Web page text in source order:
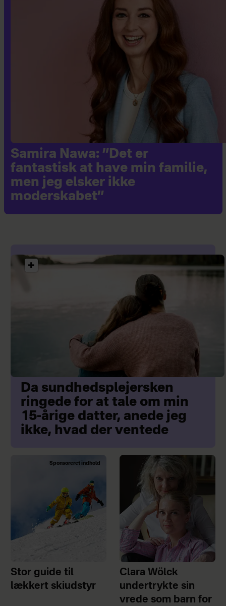
dans' i 2017 og 'Forræder' i
Gift med Anders Jensen og
mor til en datter på fire år.
Samira Nawa: ”Det er
fantastisk at have min familie,
men jeg elsker ikke
moderskabet”
Da sundhedsplejersken
ringede for at tale om min
15-årige datter, anede jeg
ikke, hvad der ventede
Sponsoreret indhold
Stor guide til
lækkert skiudstyr
Clara Wölck
undertrykte sin
vrede som barn for